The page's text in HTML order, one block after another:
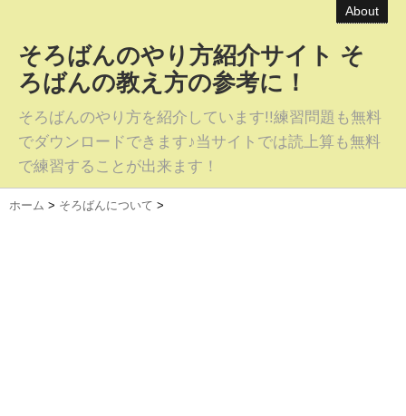
About
そろばんのやり方紹介サイト そ
ろばんの教え方の参考に！
そろばんのやり方を紹介しています!!練習問題も無料
でダウンロードできます♪当サイトでは読上算も無料
で練習することが出来ます！
ホーム > そろばんについて >